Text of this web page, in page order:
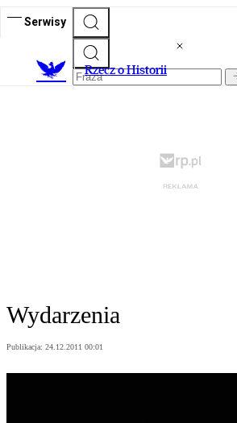
Serwisy
Rzecz o Historii
Wydarzenia
Publikacja: 24.12.2011 00:01